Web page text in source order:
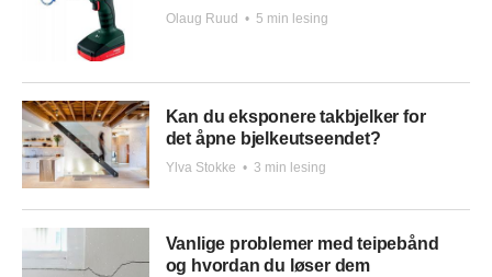
Olaug Ruud • 5 min lesing
Kan du eksponere takbjelker for
det åpne bjelkeutseendet?
Ylva Stokke • 3 min lesing
Vanlige problemer med teipebånd
og hvordan du løser dem